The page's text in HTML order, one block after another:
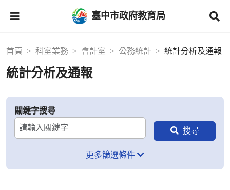
臺中市政府教育局
首頁 科室業務 會計室 公務統計 統計分析及通報
統計分析及通報
關鍵字搜尋
更多篩選條件